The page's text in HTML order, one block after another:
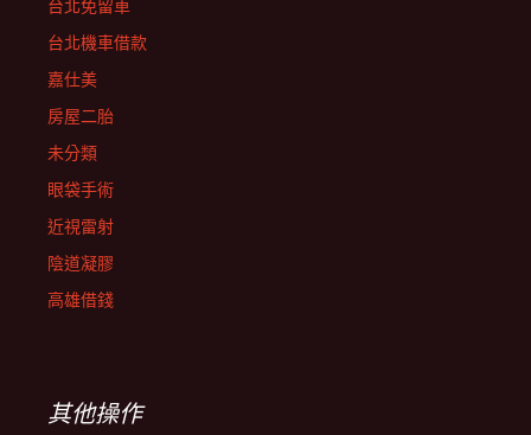
台北免留車
台北機車借款
嘉仕美
房屋二胎
未分類
眼袋手術
近視雷射
陰道凝膠
高雄借錢
其他操作